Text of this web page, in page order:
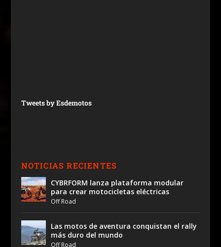
Tweets by Esdemotos
NOTICIAS RECIENTES
CYBRFORM lanza plataforma modular
para crear motocicletas eléctricas
Off Road
Las motos de aventura conquistan el rally
más duro del mundo
Off Road